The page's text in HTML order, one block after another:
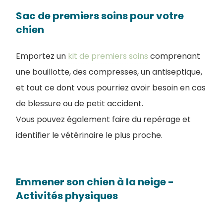
Sac de premiers soins pour votre
chien
Emportez un kit de premiers soins comprenant
une bouillotte, des compresses, un antiseptique,
et tout ce dont vous pourriez avoir besoin en cas
de blessure ou de petit accident.
Vous pouvez également faire du repérage et
identifier le vétérinaire le plus proche.
Emmener son chien à la neige -
Activités physiques